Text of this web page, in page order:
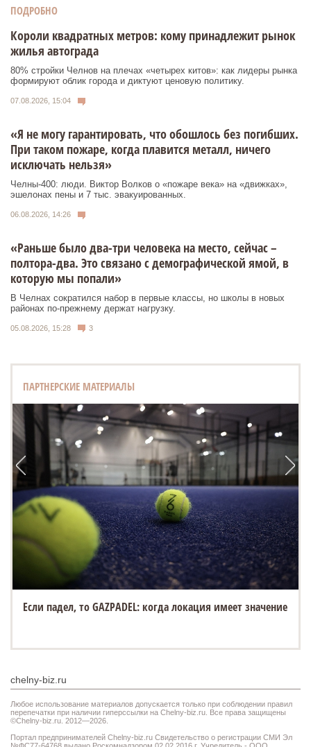
ПОДРОБНО
Короли квадратных метров: кому принадлежит рынок
жилья автограда
80% стройки Челнов на плечах «четырех китов»: как лидеры рынка
формируют облик города и диктуют ценовую политику.
07.08.2026, 15:04
«Я не могу гарантировать, что обошлось без погибших.
При таком пожаре, когда плавится металл, ничего
исключать нельзя»
Челны-400: люди. Виктор Волков о «пожаре века» на «движках»,
эшелонах пены и 7 тыс. эвакуированных.
06.08.2026, 14:26
«Раньше было два-три человека на место, сейчас –
полтора-два. Это связано с демографической ямой, в
которую мы попали»
В Челнах сократился набор в первые классы, но школы в новых
районах по-прежнему держат нагрузку.
05.08.2026, 15:28 3
ПАРТНЕРСКИЕ МАТЕРИАЛЫ
Если падел, то GAZPADEL: когда локация имеет значение
chelny-biz.ru
Любое использование материалов допускается только при соблюдении правил
перепечатки при наличии гиперссылки на Chelny-biz.ru. Все права защищены
©Chelny-biz.ru. 2012—2026.
Портал предпринимателей Chelny-biz.ru Свидетельство о регистрации СМИ Эл